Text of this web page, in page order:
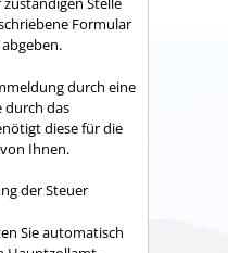
Formular
durch eine
durch das
diese für die
Ihnen.
der Steuer
Sie automatisch